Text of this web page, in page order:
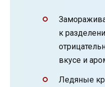
к
вкусе и
Ледяные